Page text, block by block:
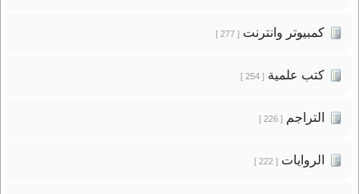
كمبيوتر وانترنت[ 277 ]
كتب علمية[ 254 ]
التراجم[ 226 ]
الروايات[ 222 ]